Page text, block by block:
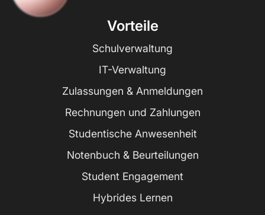
Vorteile
Schulverwaltung
IT-Verwaltung
Zulassungen & Anmeldungen
Rechnungen und Zahlungen
Studentische Anwesenheit
Notenbuch & Beurteilungen
Student Engagement
Hybrides Lernen